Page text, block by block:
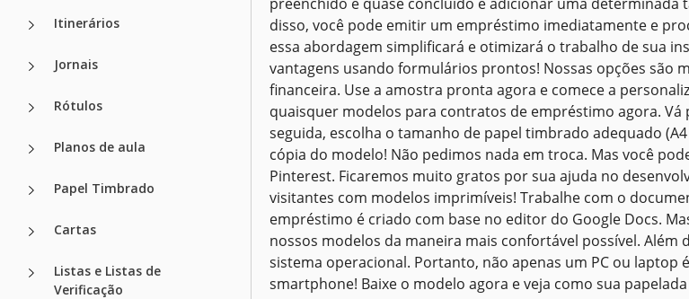
Itinerários
Jornais
Rótulos
Planos de aula
Papel Timbrado
Cartas
Listas e Listas de
Verificação
disso, você pode emitir um empréstimo imediatamente e
essa abordagem simplificará e otimizará o trabalho de sua
vantagens usando formulários prontos! Nossas opções são
financeira. Use a amostra pronta agora e comece a
quaisquer modelos para contratos de empréstimo agora.
seguida, escolha o tamanho de papel timbrado adequado
cópia do modelo! Não pedimos nada em troca. Mas você
Pinterest. Ficaremos muito gratos por sua ajuda no
visitantes com modelos imprimíveis! Trabalhe com o
empréstimo é criado com base no editor do Google Docs.
nossos modelos da maneira mais confortável possível.
sistema operacional. Portanto, não apenas um PC ou
smartphone! Baixe o modelo agora e veja como sua